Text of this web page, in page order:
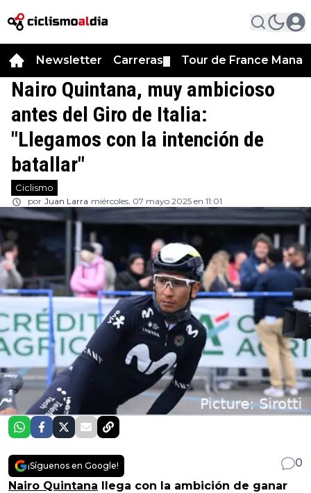
Newsletter Carreras Tour de France
Nairo Quintana, muy ambicioso
antes del Giro de Italia:
"Llegamos con la intención de
batallar"
Ciclismo
por Juan Larra miércoles, 07 mayo 2025 en 11:01
¡Síguenos en Google!
0
Nairo Quintana llega con la ambición de ganar